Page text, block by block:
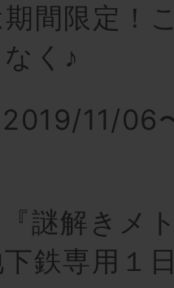
間限定！
く♪
2019/11/06
謎解きメ
鉄専用１